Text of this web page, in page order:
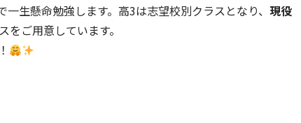
生懸命勉強します。高3は志望校別クラスとなり、 現役
ご用意しています。